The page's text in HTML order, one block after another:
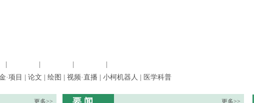
·项目 论文 绘图 视频·直播 小柯机器人 医学科普
更多>> 更多>>